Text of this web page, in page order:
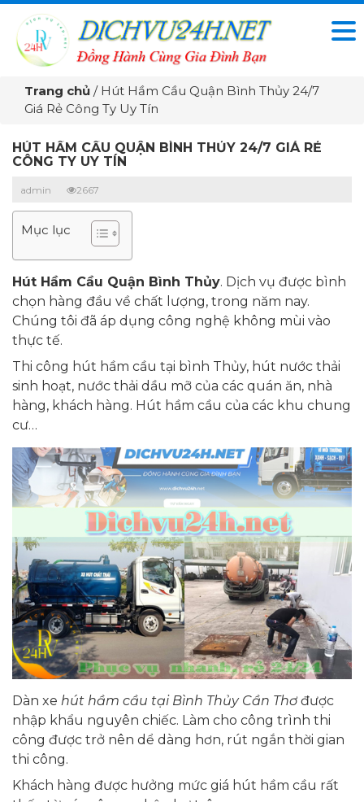
Trang chủ / Hút Hầm Cầu Quận Bình Thủy 24/7
Giá Rẻ Công Ty Uy Tín
HÚT HẦM CẦU QUẬN BÌNH THỦY 24/7 GIÁ RẺ
CÔNG TY UY TÍN
admin 2667
Mục lục
Hút Hầm Cầu Quận Bình Thủy. Dịch vụ được bình
chọn hàng đầu về chất lượng, trong năm nay.
Chúng tôi đã áp dụng công nghệ không mùi vào
thực tế.
Thi công hút hầm cầu tại bình Thủy, hút nước thải
sinh hoạt, nước thải dầu mỡ của các quán ăn, nhà
hàng, khách hàng. Hút hầm cầu của các khu chung
cư…
Dàn xe hút hầm cầu tại Bình Thủy Cần Thơ được
nhập khẩu nguyên chiếc. Làm cho công trình thi
công được trở nên dể dàng hơn, rút ngắn thời gian
thi công.
Khách hàng được hưởng mức giá hút hầm cầu rất